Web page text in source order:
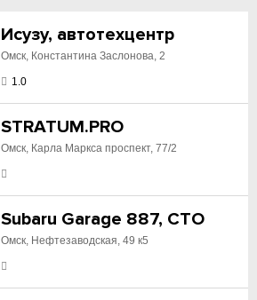
Исузу, автотехцентр
Омск, Константина Заслонова, 2
1.0
STRATUM.PRO
Омск, Карла Маркса проспект, 77/2
Subaru Garage 887, СТО
Омск, Нефтезаводская, 49 к5